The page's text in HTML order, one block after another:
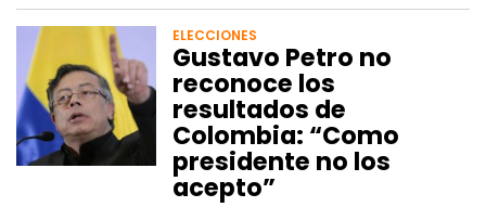
ELECCIONES
Gustavo Petro no
reconoce los
resultados de
Colombia: “Como
presidente no los
acepto”